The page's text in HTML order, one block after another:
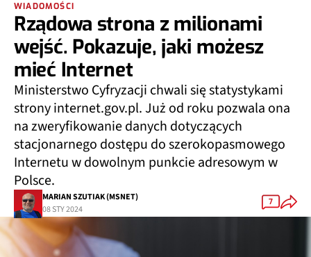
WIADOMOŚCI
Rządowa strona z milionami
wejść. Pokazuje, jaki możesz
mieć Internet
Ministerstwo Cyfryzacji chwali się statystykami
strony internet.gov.pl. Już od roku pozwala ona
na zweryfikowanie danych dotyczących
stacjonarnego dostępu do szerokopasmowego
Internetu w dowolnym punkcie adresowym w
Polsce.
MARIAN SZUTIAK (MSNET)
08 STY 2024
7